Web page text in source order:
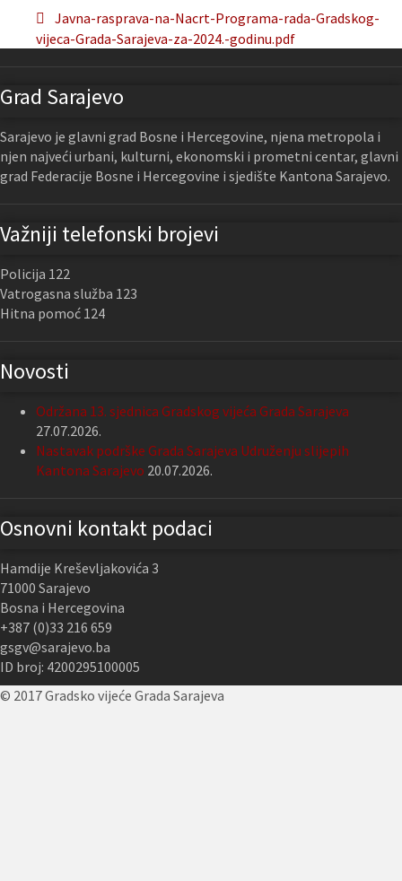
Javna-rasprava-na-Nacrt-Programa-rada-Gradskog-
vijeca-Grada-Sarajeva-za-2024.-godinu.pdf
Grad Sarajevo
Sarajevo je glavni grad Bosne i Hercegovine, njena metropola i
njen najveći urbani, kulturni, ekonomski i prometni centar, glavni
grad Federacije Bosne i Hercegovine i sjedište Kantona Sarajevo.
Važniji telefonski brojevi
Policija 122
Vatrogasna služba 123
Hitna pomoć 124
Novosti
Održana 13. sjednica Gradskog vijeća Grada Sarajeva
27.07.2026.
Nastavak podrške Grada Sarajeva Udruženju slijepih
Kantona Sarajevo 20.07.2026.
Osnovni kontakt podaci
Hamdije Kreševljakovića 3
71000 Sarajevo
Bosna i Hercegovina
+387 (0)33 216 659
gsgv@sarajevo.ba
ID broj: 4200295100005
© 2017 Gradsko vijeće Grada Sarajeva